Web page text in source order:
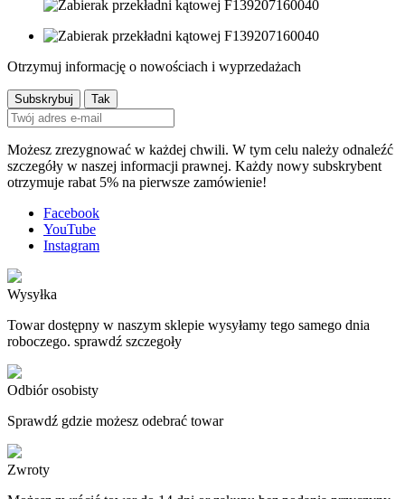
Otrzymuj informację o nowościach i wyprzedażach
Możesz zrezygnować w każdej chwili. W tym celu należy odnaleźć
szczegóły w naszej informacji prawnej. Każdy nowy subskrybent
otrzymuje rabat 5% na pierwsze zamówienie!
Facebook
YouTube
Instagram
Wysyłka
Towar dostępny w naszym sklepie wysyłamy tego samego dnia
roboczego. sprawdź szczegoły
Odbiór osobisty
Sprawdź gdzie możesz odebrać towar
Zwroty